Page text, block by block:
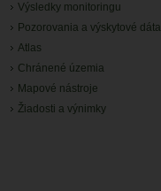
Výsledky monitoringu
Pozorovania a výskytové dáta
Atlas
Chránené územia
Mapové nástroje
Žiadosti a výnimky